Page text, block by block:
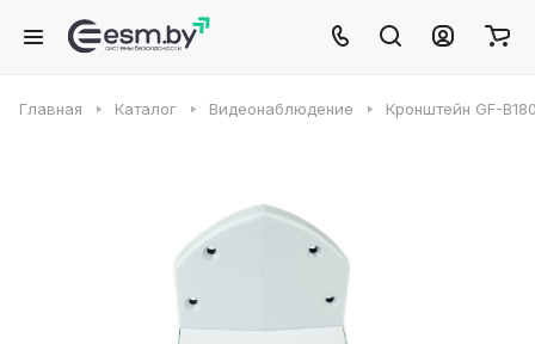
Главная Каталог Видеонаблюдение Кронштейн GF-